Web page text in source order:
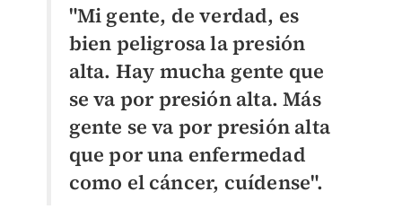
"Mi gente, de verdad, es
bien peligrosa la presión
alta. Hay mucha gente que
se va por presión alta. Más
gente se va por presión alta
que por una enfermedad
como el cáncer, cuídense".